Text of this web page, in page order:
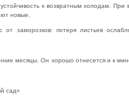
к возвратным холодам. При
новые.
за­морозков: потеря листьев
месяцы. Он хо­рошо отнесется и к
сад»